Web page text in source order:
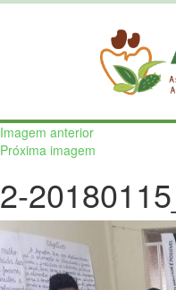
Imagem anterior
Próxima imagem
2-